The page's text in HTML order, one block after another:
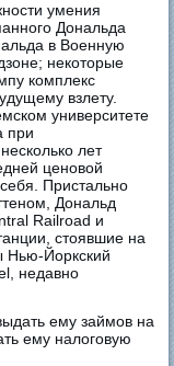
умения
Дональда
в Военную
некоторые
комплекс
взлету.
университете
при
лет
ценовой
Пристально
Дональд
Railroad и
стоявшие на
Нью-Йоркский
недавно
ему займов на
ему налоговую